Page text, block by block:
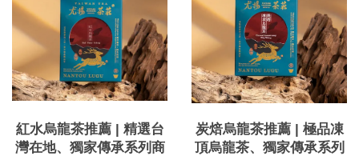
紅水烏龍茶推薦 | 精選台
灣在地、獨家傳承系列商
炭焙烏龍茶推薦 | 極品凍
頂烏龍茶、獨家傳承系列